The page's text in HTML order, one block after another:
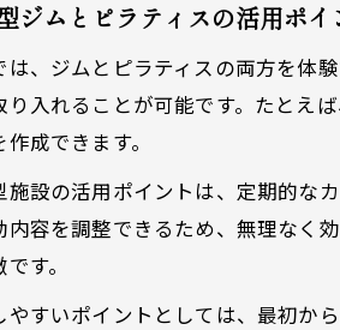
ジムとピラティスの活用ポイ
は、ジムとピラティスの両方を体
り入れることが可能です。たとえ
作成できます。
施設の活用ポイントは、定期的な
内容を調整できるため、無理なく
す。
やすいポイントとしては、最初か